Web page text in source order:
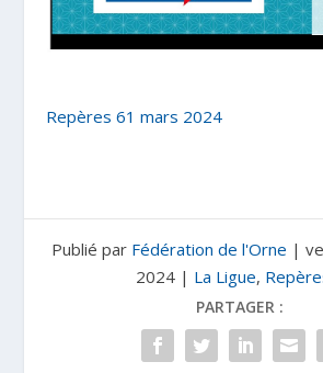
Repères 61 mars 2024
Publié par Fédération de l'Orne |
2024 | La Ligue,
PARTAGER :